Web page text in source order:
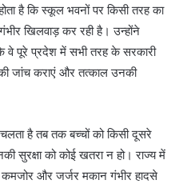
है कि स्कूल भवनों पर किसी तरह का
खिलवाड़ कर रही है। उन्होंने
वे पूरे प्रदेश में सभी तरह के सरकारी
जांच कराएं और तत्काल उनकी
है तब तक बच्चों को किसी दूसरे
सुरक्षा को कोई खतरा न हो। राज्य में
कमजोर और जर्जर मकान गंभीर हादसे